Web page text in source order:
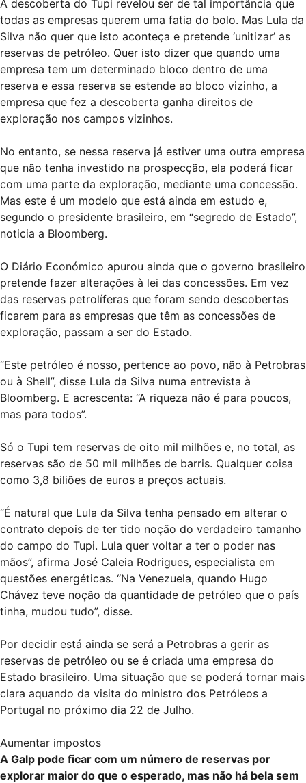
A descoberta do Tupi revelou ser de tal importância que
todas as empresas querem uma fatia do bolo. Mas Lula da
Silva não quer que isto aconteça e pretende ‘unitizar’ as
reservas de petróleo. Quer isto dizer que quando uma
empresa tem um determinado bloco dentro de uma
reserva e essa reserva se estende ao bloco vizinho, a
empresa que fez a descoberta ganha direitos de
exploração nos campos vizinhos.
No entanto, se nessa reserva já estiver uma outra empresa
que não tenha investido na prospecção, ela poderá ficar
com uma parte da exploração, mediante uma concessão.
Mas este é um modelo que está ainda em estudo e,
segundo o presidente brasileiro, em “segredo de Estado”,
noticia a Bloomberg.
O Diário Económico apurou ainda que o governo brasileiro
pretende fazer alterações à lei das concessões. Em vez
das reservas petrolíferas que foram sendo descobertas
ficarem para as empresas que têm as concessões de
exploração, passam a ser do Estado.
“Este petróleo é nosso, pertence ao povo, não à Petrobras
ou à Shell”, disse Lula da Silva numa entrevista à
Bloomberg. E acrescenta: “A riqueza não é para poucos,
mas para todos”.
Só o Tupi tem reservas de oito mil milhões e, no total, as
reservas são de 50 mil milhões de barris. Qualquer coisa
como 3,8 biliões de euros a preços actuais.
“É natural que Lula da Silva tenha pensado em alterar o
contrato depois de ter tido noção do verdadeiro tamanho
do campo do Tupi. Lula quer voltar a ter o poder nas
mãos”, afirma José Caleia Rodrigues, especialista em
questões energéticas. “Na Venezuela, quando Hugo
Chávez teve noção da quantidade de petróleo que o país
tinha, mudou tudo”, disse.
Por decidir está ainda se será a Petrobras a gerir as
reservas de petróleo ou se é criada uma empresa do
Estado brasileiro. Uma situação que se poderá tornar mais
clara aquando da visita do ministro dos Petróleos a
Portugal no próximo dia 22 de Julho.
Aumentar impostos
A Galp pode ficar com um número de reservas por
explorar maior do que o esperado, mas não há bela sem